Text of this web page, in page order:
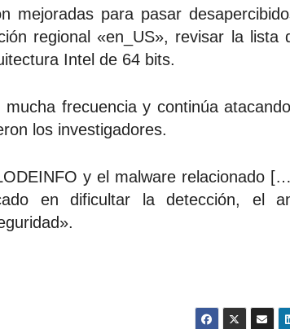
mejoradas para pasar
regional «en_US», revisar la lista
Intel de 64 bits.
frecuencia y continúa
los investigadores.
y el malware relacionado
en dificultar la detección, el